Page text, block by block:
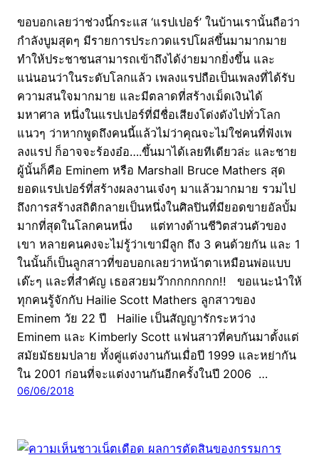
ขอบอกเลยว่าช่วงนี้กระแส ‘แรปเปอร์’ ในบ้านเรานั้นถือว่า
กำลังบูมสุดๆ มีรายการประกวดแรปโผล่ขึ้นมามากมาย
ทำให้ประชาชนสามารถเข้าถึงได้ง่ายมากยิ่งขึ้น และ
แน่นอนว่าในระดับโลกแล้ว เพลงแรปถือเป็นเพลงที่ได้รับ
ความสนใจมากมาย และมีตลาดที่สร้างเม็ดเงินได้
มหาศาล หนึ่งในแรปเปอร์ที่มีชื่อเสียงโด่งดังไปทั่วโลก
แนวๆ ว่าหากพูดถึงคนนี้แล้วไม่ว่าคุณจะไม่ใช่คนที่ฟังเพ
ลงแรป ก็อาจจะร้องอ๋อ….ขึ้นมาได้เลยทีเดียวล่ะ และชาย
ผู้นั้นก็คือ Eminem หรือ Marshall Bruce Mathers สุด
ยอดแรปเปอร์ที่สร้างผลงานเจ๋งๆ มาแล้วมากมาย รวมไป
ถึงการสร้างสถิติกลายเป็นหนึ่งในศิลปินที่มียอดขายอัลบั้ม
มากที่สุดในโลกคนหนึ่ง แต่ทางด้านชีวิตส่วนตัวของ
เขา หลายคนคงจะไม่รู้ว่าเขามีลูก ถึง 3 คนด้วยกัน และ 1
ในนั้นก็เป็นลูกสาวที่ขอบอกเลยว่าหน้าตาเหมือนพ่อแบบ
เด๊ะๆ และที่สำคัญ เธอสวยมว๊ากกกกกกก!! ขอแนะนำให้
ทุกคนรู้จักกับ Hailie Scott Mathers ลูกสาวของ
Eminem วัย 22 ปี Hailie เป็นสัญญารักระหว่าง
Eminem และ Kimberly Scott แฟนสาวที่คบกันมาตั้งแต่
สมัยมัธยมปลาย ทั้งคู่แต่งงานกันเมื่อปี 1999 และหย่ากัน
ใน 2001 ก่อนที่จะแต่งงานกันอีกครั้งในปี 2006 …
06/06/2018